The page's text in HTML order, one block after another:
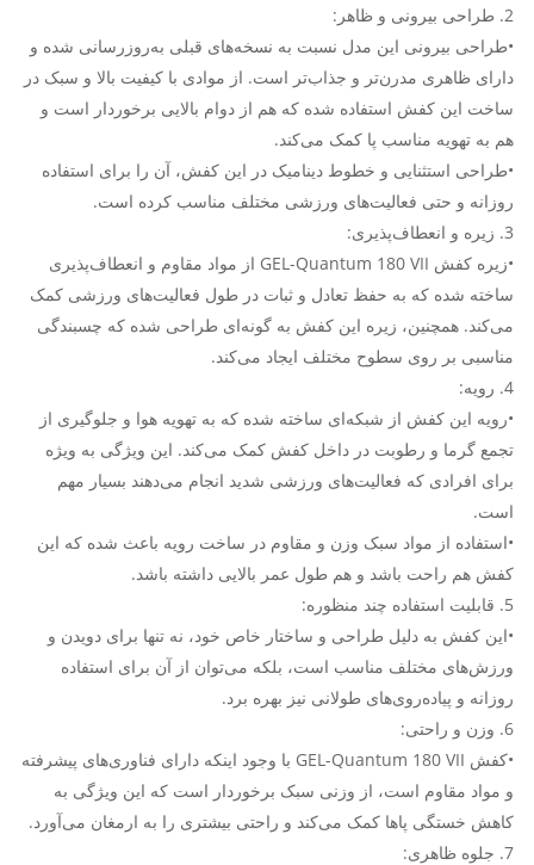
2. طراحی بیرونی و ظاهر:
•طراحی بیرونی این مدل نسبت به نسخه‌های قبلی به‌روزرسانی شده و
دارای ظاهری مدرن‌تر و جذاب‌تر است. از موادی با کیفیت بالا و سبک در
ساخت این کفش استفاده شده که هم از دوام بالایی برخوردار است و
هم به تهویه مناسب پا کمک می‌کند.
•طراحی استثنایی و خطوط دینامیک در این کفش، آن را برای استفاده
روزانه و حتی فعالیت‌های ورزشی مختلف مناسب کرده است.
3. زیره و انعطاف‌پذیری:
•زیره کفش GEL-Quantum 180 VII از مواد مقاوم و انعطاف‌پذیری
ساخته شده که به حفظ تعادل و ثبات در طول فعالیت‌های ورزشی کمک
می‌کند. همچنین، زیره این کفش به گونه‌ای طراحی شده که چسبندگی
مناسبی بر روی سطوح مختلف ایجاد می‌کند.
4. رویه:
•رویه این کفش از شبکه‌ای ساخته شده که به تهویه هوا و جلوگیری از
تجمع گرما و رطوبت در داخل کفش کمک می‌کند. این ویژگی به ویژه
برای افرادی که فعالیت‌های ورزشی شدید انجام می‌دهند بسیار مهم
است.
•استفاده از مواد سبک وزن و مقاوم در ساخت رویه باعث شده که این
کفش هم راحت باشد و هم طول عمر بالایی داشته باشد.
5. قابلیت استفاده چند منظوره:
•این کفش به دلیل طراحی و ساختار خاص خود، نه تنها برای دویدن و
ورزش‌های مختلف مناسب است، بلکه می‌توان از آن برای استفاده
روزانه و پیاده‌روی‌های طولانی نیز بهره برد.
6. وزن و راحتی:
•کفش GEL-Quantum 180 VII با وجود اینکه دارای فناوری‌های پیشرفته
و مواد مقاوم است، از وزنی سبک برخوردار است که این ویژگی به
کاهش خستگی پاها کمک می‌کند و راحتی بیشتری را به ارمغان می‌آورد.
7. جلوه ظاهری: